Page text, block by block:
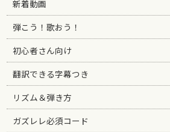
新着動画
弾こう！歌おう！
初心者さん向け
翻訳できる字幕つき
リズム＆弾き方
ガズレレ必須コード